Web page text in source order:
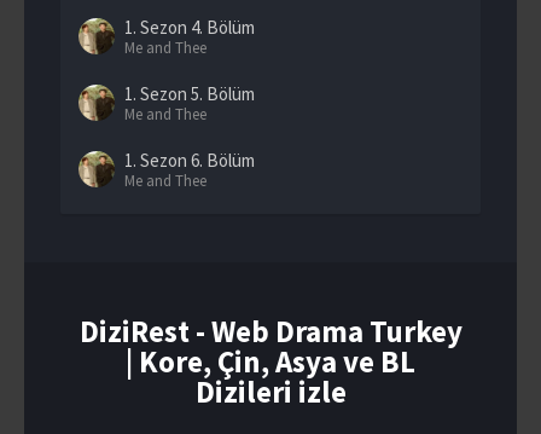
1. Sezon 4. Bölüm
Me and Thee
1. Sezon 5. Bölüm
Me and Thee
1. Sezon 6. Bölüm
Me and Thee
1. Sezon9. Bölüm
Me and Thee
DiziRest - Web Drama Turkey
| Kore, Çin, Asya ve BL
Dizileri izle